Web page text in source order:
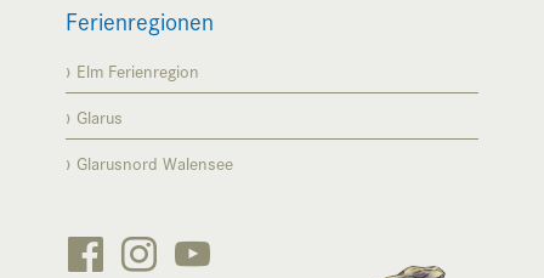
Ferienregionen
Elm Ferienregion
Glarus
Glarusnord Walensee

 